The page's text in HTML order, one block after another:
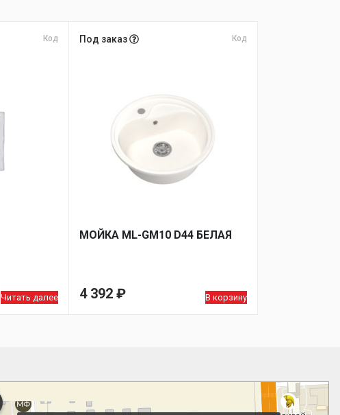
Код
Читать далее
Под заказ Код
МОЙКA ML-GM10 D44 БЕЛАЯ
4 392 ₽ В корзину